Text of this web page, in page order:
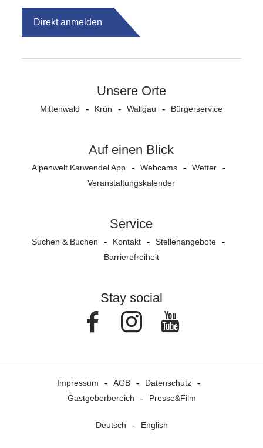
Direkt anmelden
Unsere Orte
Mittenwald Krün Wallgau Bürgerservice
Auf einen Blick
Alpenwelt Karwendel App Webcams
Wetter
Veranstaltungs­kalender
Service
Suchen & Buchen Kontakt
Stellenangebote
Barrierefreiheit
Stay social
FacebookInstagram
Impressum AGB
Datenschutz
Gastgeberbereich
Presse&Film
Deutsch English